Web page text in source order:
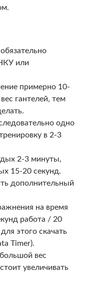
или
примерно 10-
гантелей, тем
одно
в 2-3
2-3 минуты,
15-20 секунд.
дополнительный
на время
работа / 20
этого скачать
Timer).
вес
увеличивать